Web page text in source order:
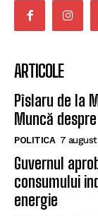
DESPRE NOI
contează, din
Brașov este o
comunității
cele mai noi
evenimente
economice –
obiectivitate.
inițiativele
prezență
Ziarul